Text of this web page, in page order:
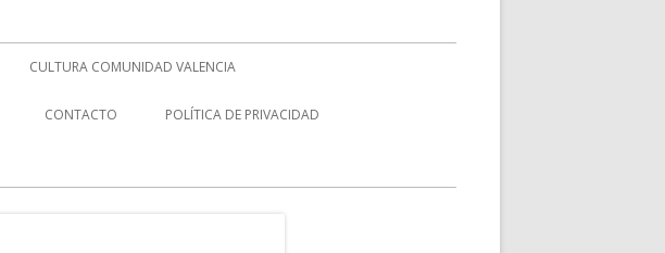
CULTURA COMUNIDAD VALENCIA
CONTACTO POLÍTICA DE PRIVACIDAD